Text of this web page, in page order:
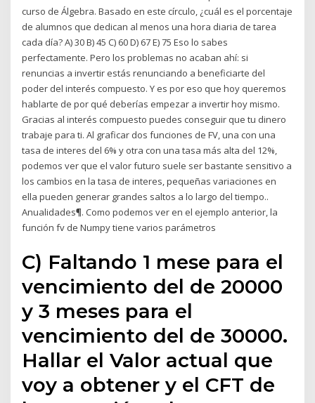
curso de Álgebra. Basado en este círculo, ¿cuál es el porcentaje
de alumnos que dedican al menos una hora diaria de tarea
cada día? A) 30 B) 45 C) 60 D) 67 E) 75 Eso lo sabes
perfectamente. Pero los problemas no acaban ahí: si
renuncias a invertir estás renunciando a beneficiarte del
poder del interés compuesto. Y es por eso que hoy queremos
hablarte de por qué deberías empezar a invertir hoy mismo.
Gracias al interés compuesto puedes conseguir que tu dinero
trabaje para ti. Al graficar dos funciones de FV, una con una
tasa de interes del 6% y otra con una tasa más alta del 12%,
podemos ver que el valor futuro suele ser bastante sensitivo a
los cambios en la tasa de interes, pequeñas variaciones en
ella pueden generar grandes saltos a lo largo del tiempo..
Anualidades¶. Como podemos ver en el ejemplo anterior, la
función fv de Numpy tiene varios parámetros
C) Faltando 1 mese para el
vencimiento del de 20000
y 3 meses para el
vencimiento del de 30000.
Hallar el Valor actual que
voy a obtener y el CFT de